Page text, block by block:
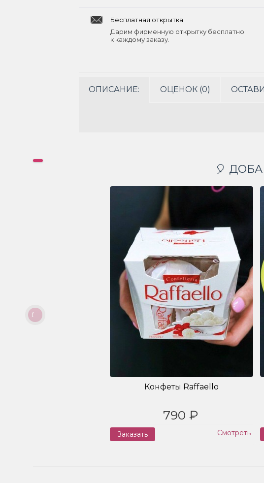
Бесплатная открытка
Дарим фирменную открытку бесплатно
к каждому заказу.
ОПИСАНИЕ: ОЦЕНОК (0)
🎈
Конфеты Raffaello
790 ₽
Заказать Смотреть